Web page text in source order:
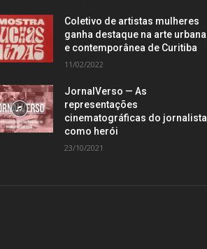
Coletivo de artistas mulheres
ganha destaque na arte urbana
e contemporânea de Curitiba
11/02/2022
JornalVerso — As
representações
cinematográficas do jornalista
como herói
23/10/2021